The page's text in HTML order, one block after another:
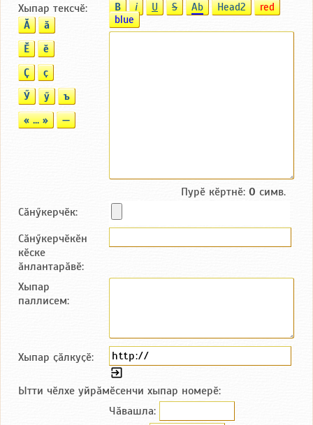
Хыпар тексчӗ:
Ӑ
ӑ
Ӗ
ӗ
Ҫ
ҫ
Ӳ
ӳ
ъ
« ... »
—
B i U S Ab Head2
red
blue
Пурӗ кӗртнӗ: 0 симв.
Сӑнӳкерчӗк:
Сӑнӳкерчӗкӗн
кӗске
ӑнлантарӑвӗ:
Хыпар
паллисем:
Хыпар ҫӑлкуҫӗ:
Ытти чӗлхе уйрӑмӗсенчи хыпар номерӗ:
Чӑвашла: